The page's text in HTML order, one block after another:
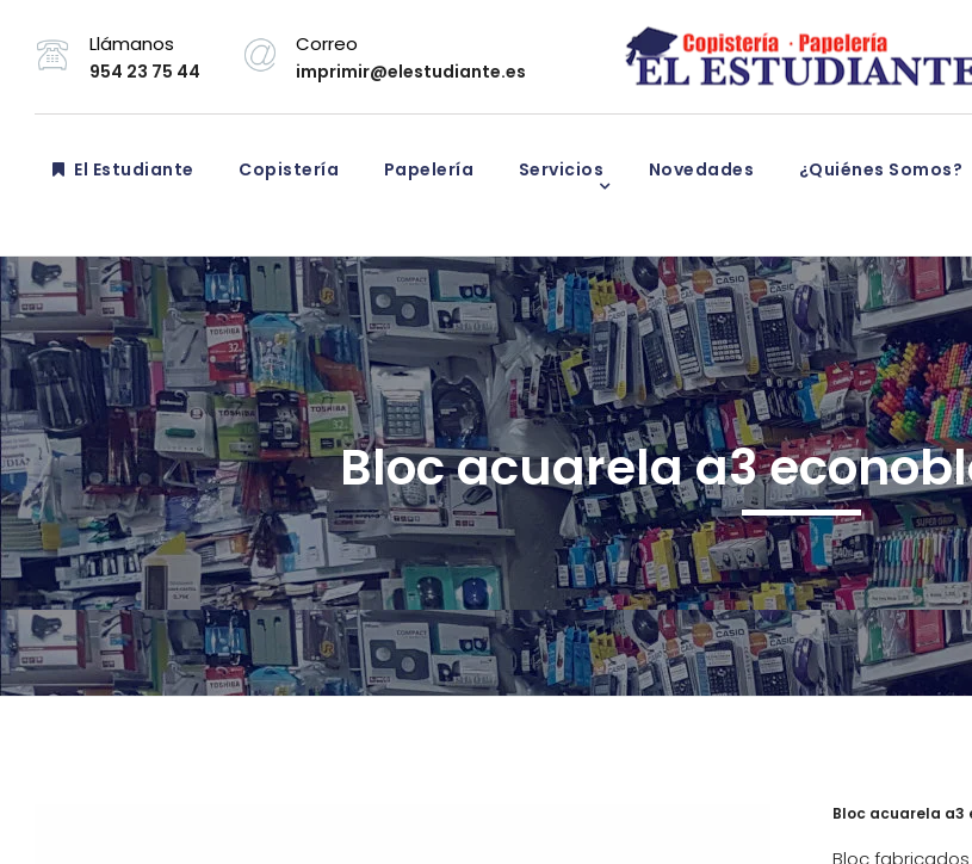
Llámanos
954 23 75 44
Correo
imprimir@elestudiante.es
El Estudiante Copistería Papelería Servicios Novedades ¿Quiénes Somos?
Bloc acuarela a3
Bloc acuarela a3
Bloc